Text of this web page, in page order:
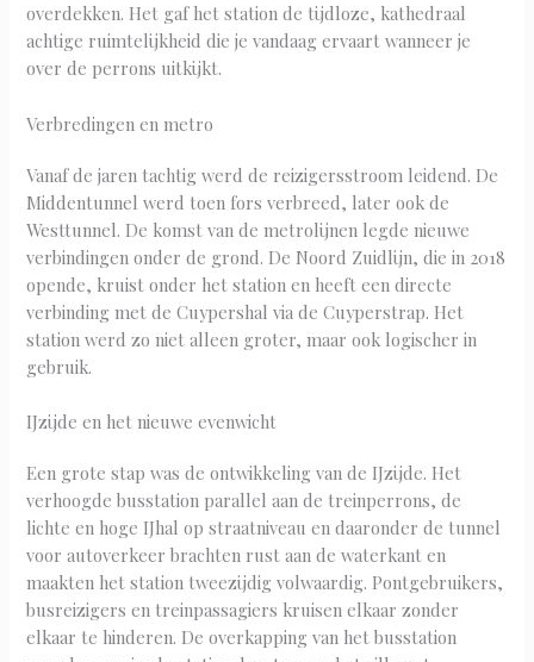
overdekken. Het gaf het station de tijdloze, kathedraal
achtige ruimtelijkheid die je vandaag ervaart wanneer je
over de perrons uitkijkt.
Verbredingen en metro
Vanaf de jaren tachtig werd de reizigersstroom leidend. De
Middentunnel werd toen fors verbreed, later ook de
Westtunnel. De komst van de metrolijnen legde nieuwe
verbindingen onder de grond. De Noord Zuidlijn, die in 2018
opende, kruist onder het station en heeft een directe
verbinding met de Cuypershal via de Cuyperstrap. Het
station werd zo niet alleen groter, maar ook logischer in
gebruik.
IJzijde en het nieuwe evenwicht
Een grote stap was de ontwikkeling van de IJzijde. Het
verhoogde busstation parallel aan de treinperrons, de
lichte en hoge IJhal op straatniveau en daaronder de tunnel
voor autoverkeer brachten rust aan de waterkant en
maakten het station tweezijdig volwaardig. Pontgebruikers,
busreizigers en treinpassagiers kruisen elkaar zonder
elkaar te hinderen. De overkapping van het busstation